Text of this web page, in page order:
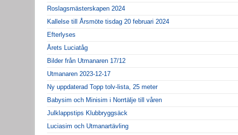
Roslagsmästerskapen 2024
Kallelse till Årsmöte tisdag 20 februari 2024
Efterlyses
Årets Luciatåg
Bilder från Utmanaren 17/12
Utmanaren 2023-12-17
Ny uppdaterad Topp tolv-lista, 25 meter
Babysim och Minisim i Norrtälje till våren
Julklappstips Klubbryggsäck
Luciasim och Utmanartävling